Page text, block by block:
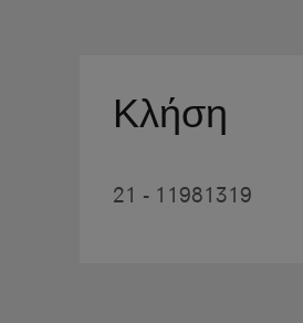
Κλήση
21 - 11981319